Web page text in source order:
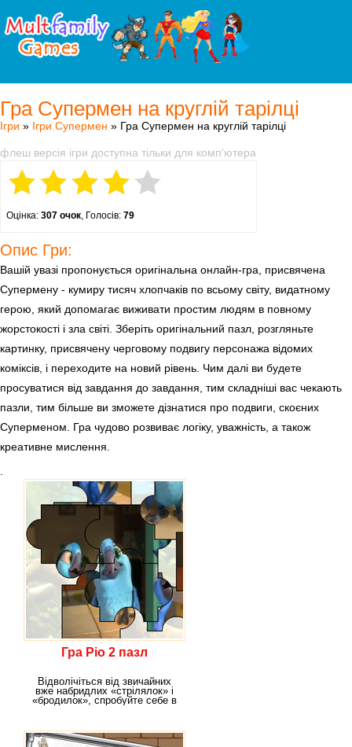
Гра Супермен на круглій тарілці
Ігри » Ігри Супермен » Гра Супермен на круглій тарілці
флеш версія ігри доступна тільки для комп'ютера
Оцінка: 307 очок, Голосів: 79
Опис Гри:
Вашій увазі пропонується оригінальна онлайн-гра, присвячена
Супермену - кумиру тисяч хлопчаків по всьому світу, видатному
герою, який допомагає виживати простим людям в повному
жорстокості і зла світі. Зберіть оригінальний пазл, розгляньте
картинку, присвячену черговому подвигу персонажа відомих
коміксів, і переходите на новий рівень. Чим далі ви будете
просуватися від завдання до завдання, тим складніші вас чекають
пазли, тим більше ви зможете дізнатися про подвиги, скоєних
Суперменом. Гра чудово розвиває логіку, уважність, а також
креативне мислення.
Гра Ріо 2 пазл
Відволічіться від звичайних
вже набридлих «стрілялок» і
«бродилок», спробуйте себе в